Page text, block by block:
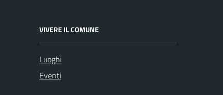
VIVERE IL COMUNE
Luoghi
Eventi